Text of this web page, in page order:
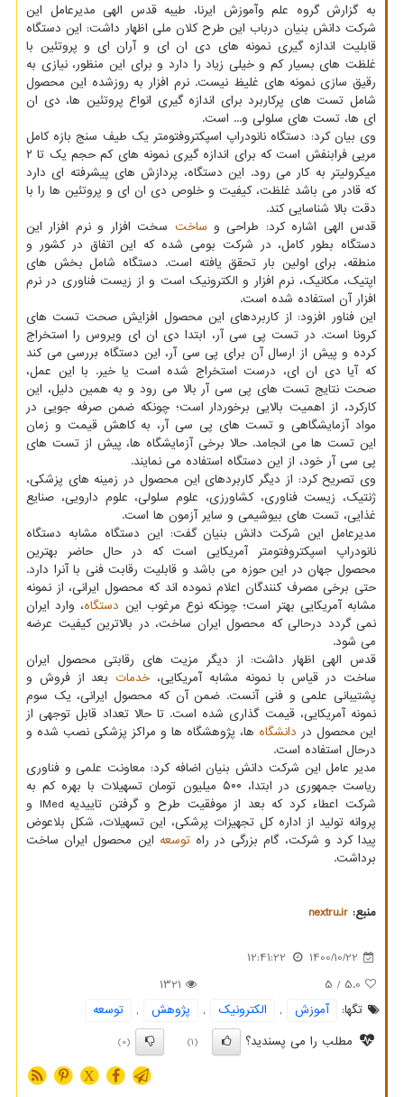
به گزارش گروه علم وآموزش ایرنا، طیبه قدس الهی مدیرعامل این
شرکت دانش بنیان درباب این طرح کلان ملی اظهار داشت: این دستگاه
قابلیت اندازه گیری نمونه های دی ان ای و آران ای و پروتئین با
غلظت های بسیار کم و خیلی زیاد را دارد و برای این منظور، نیازی به
رقیق سازی نمونه های غلیظ نیست. نرم افزار به روزشده این محصول
شامل تست های پرکاربرد برای اندازه گیری انواع پروتئین ها، دی ان
ای ها، تست های سلولی و... است.
وی بیان کرد: دستگاه نانودراپ اسپکتروفتومتر یک طیف سنج بازه کامل
مریی فرابنفش است که برای اندازه گیری نمونه های کم حجم یک تا ۲
میکرولیتر به کار می رود. این دستگاه، پردازش های پیشرفته ای دارد
که قادر می باشد غلظت، کیفیت و خلوص دی ان ای و پروتئین ها را با
دقت بالا شناسایی کند.
قدس الهی اشاره کرد: طراحی و ساخت سخت افزار و نرم افزار این
دستگاه بطور کامل، در شرکت بومی شده که این اتفاق در کشور و
منطقه، برای اولین بار تحقق یافته است. دستگاه شامل بخش های
اپتیک، مکانیک، نرم افزار و الکترونیک است و از زیست فناوری در نرم
افزار آن استفاده شده است.
این فناور افزود: از کاربردهای این محصول افزایش صحت تست های
کرونا است. در تست پی سی آر، ابتدا دی ان ای ویروس را استخراج
کرده و پیش از ارسال آن برای پی سی آر، این دستگاه بررسی می کند
که آیا دی ان ای، درست استخراج شده است یا خیر. با این عمل،
صحت نتایج تست های پی سی آر بالا می رود و به همین دلیل، این
کارکرد، از اهمیت بالایی برخوردار است؛ چونکه ضمن صرفه جویی در
مواد آزمایشگاهی و تست های پی سی آر، به کاهش قیمت و زمان
این تست ها می انجامد. حالا برخی آزمایشگاه ها، پیش از تست های
پی سی آر خود، از این دستگاه استفاده می نمایند.
وی تصریح کرد: از دیگر کاربردهای این محصول در زمینه های پزشکی،
ژنتیک، زیست فناوری، کشاورزی، علوم سلولی، علوم دارویی، صنایع
غذایی، تست های بیوشیمی و سایر آزمون ها است.
مدیرعامل این شرکت دانش بنیان گفت: این دستگاه مشابه دستگاه
نانودراپ اسپکتروفتومتر آمریکایی است که در حال حاضر بهترین
محصول جهان در این حوزه می باشد و قابلیت رقابت فنی با آنرا دارد.
حتی برخی مصرف کنندگان اعلام نموده اند که محصول ایرانی، از نمونه
مشابه آمریکایی بهتر است؛ چونکه نوع مرغوب این دستگاه، وارد ایران
نمی گردد درحالی که محصول ایران ساخت، در بالاترین کیفیت عرضه
می شود.
قدس الهی اظهار داشت: از دیگر مزیت های رقابتی محصول ایران
ساخت در قیاس با نمونه مشابه آمریکایی، خدمات بعد از فروش و
پشتیبانی علمی و فنی آنست. ضمن آن که محصول ایرانی، یک سوم
نمونه آمریکایی، قیمت گذاری شده است. تا حالا تعداد قابل توجهی از
این محصول در دانشگاه ها، پژوهشگاه ها و مراکز پزشکی نصب شده و
درحال استفاده است.
مدیر عامل این شرکت دانش بنیان اضافه کرد: معاونت علمی و فناوری
ریاست جمهوری در ابتدا، ۵۰۰ میلیون تومان تسهیلات با بهره کم به
شرکت اعطاء کرد که بعد از موفقیت طرح و گرفتن تاییدیه IMed و
پروانه تولید از اداره کل تجهیزات پرشکی، این تسهیلات، شکل بلاعوض
پیدا کرد و شرکت، گام بزرگی در راهتوسعه این محصول ایران ساخت
برداشت.
منبع: nextru.ir
1400/10/22
12:41:22
5.0
/ 5
1321
تگها:
آموزش , الكترونیك , پژوهش ,
توسعه
مطلب را می پسندید؟
(1)
(0)
X